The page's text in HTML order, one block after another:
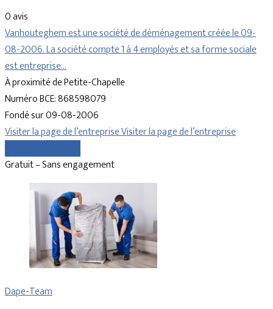
0 avis
Vanhouteghem est une société de déménagement créée le 09-
08-2006. La société compte 1 à 4 employés et sa forme sociale
est entreprise…
À proximité de Petite-Chapelle
Numéro BCE: 868598079
Fondé sur 09-08-2006
Visiter la page de l’entrepriseVisiter la page de l’entreprise
Gratuit – Sans engagement
Dape-Team